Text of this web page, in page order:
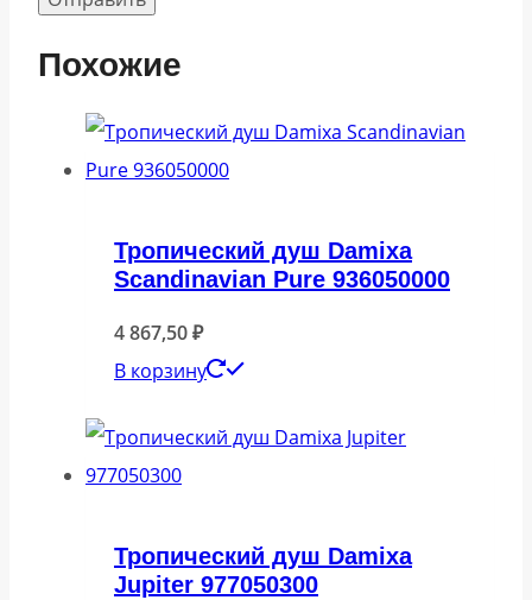
Похожие
Тропический душ Damixa
Scandinavian Pure 936050000
4 867,50₽
В корзину
Тропический душ Damixa
Jupiter 977050300